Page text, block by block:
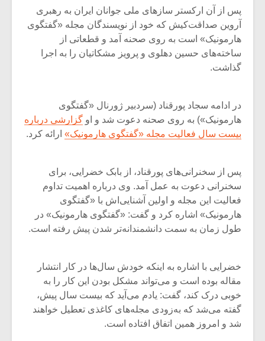
پس از آن ارکستر سازهای ملی جوانان ایران به رهبری
آروین صداقت‌کیش که خود از نویسندگان مجله «گفتگوی
هارمونیک» است به روی صحنه آمد و قطعاتی از
ساخته‌های حسین دهلوی و پرویز مشکاتیان را به اجرا
گذاشت.
در ادامه سجاد پورقناد (سردبیر ژورنال «گفتگوی
هارمونیک») به روی صحنه دعوت شد و او گزارشی درباره
بیست سال فعالیت مجله «گفتگوی هارمونیک» ارائه کرد.
پس از سخنرانی‌های پورقناد، از بابک خضرایی، برای
سخنرانی دعوت به عمل آمد. وی درباره اهمیت تداوم
فعالیت این مجله و اولین آشنایی‌اش با «گفتگوی
هارمونیک» اشاره کرد و گفت: «گفتگوی هارمونیک» در
طول زمان به سمت دانشمندانه‌تر شدن پیش رفته است.
خضرایی با اشاره به اینکه خودش سال‌ها در کار انتشار
مقاله بوده است و می‌تواند مشکل بودن این کار را به
خوبی درک کند، گفت: یادم می‌آید که بیست سال پیش،
گفته می‌شد که به‌زودی مجله‌های کاغذی تعطیل خواهند
شد و امروز همین اتفاق افتاده است.
میکلوش روژا